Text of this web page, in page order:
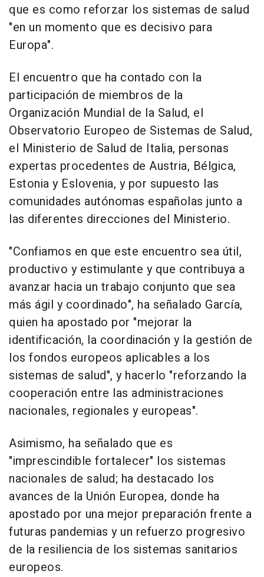
que es como reforzar los sistemas de salud
"en un momento que es decisivo para
Europa".
El encuentro que ha contado con la
participación de miembros de la
Organización Mundial de la Salud, el
Observatorio Europeo de Sistemas de Salud,
el Ministerio de Salud de Italia, personas
expertas procedentes de Austria, Bélgica,
Estonia y Eslovenia, y por supuesto las
comunidades autónomas españolas junto a
las diferentes direcciones del Ministerio.
"Confiamos en que este encuentro sea útil,
productivo y estimulante y que contribuya a
avanzar hacia un trabajo conjunto que sea
más ágil y coordinado", ha señalado García,
quien ha apostado por "mejorar la
identificación, la coordinación y la gestión de
los fondos europeos aplicables a los
sistemas de salud", y hacerlo "reforzando la
cooperación entre las administraciones
nacionales, regionales y europeas".
Asimismo, ha señalado que es
"imprescindible fortalecer" los sistemas
nacionales de salud; ha destacado los
avances de la Unión Europea, donde ha
apostado por una mejor preparación frente a
futuras pandemias y un refuerzo progresivo
de la resiliencia de los sistemas sanitarios
europeos.